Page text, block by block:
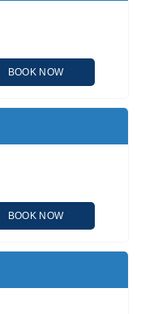
BOOK NOW
BOOK NOW